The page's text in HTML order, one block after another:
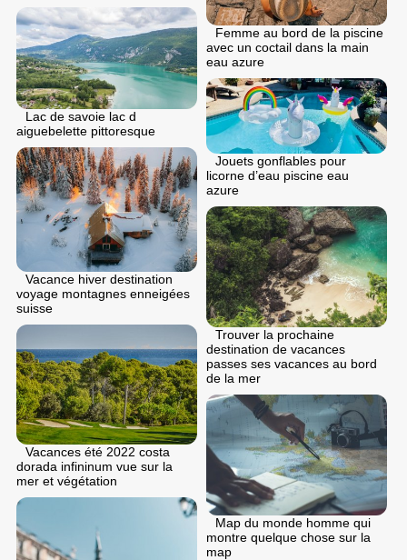
Femme au bord de la piscine
avec un coctail dans la main
eau azure
Lac de savoie lac d
aiguebelette pittoresque
Jouets gonflables pour
licorne d’eau piscine eau
azure
Vacance hiver destination
voyage montagnes enneigées
suisse
Trouver la prochaine
destination de vacances
passes ses vacances au bord
de la mer
Vacances été 2022 costa
dorada infininum vue sur la
mer et végétation
Map du monde homme qui
montre quelque chose sur la
map